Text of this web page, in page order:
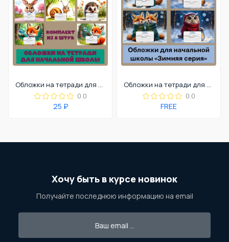
Обложки на тетради для начальной школы
0.0
25 ₽
Обложки на тетради для начальной школы
0.0
FREE
Хочу быть в курсе новинок
Получайте последнюю информацию на email